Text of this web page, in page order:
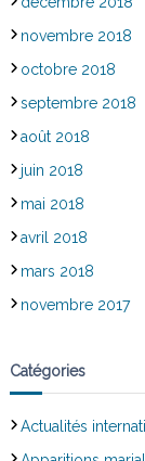
novembre 2018
octobre 2018
septembre 2018
août 2018
juin 2018
mai 2018
avril 2018
mars 2018
novembre 2017
Catégories
Actualités